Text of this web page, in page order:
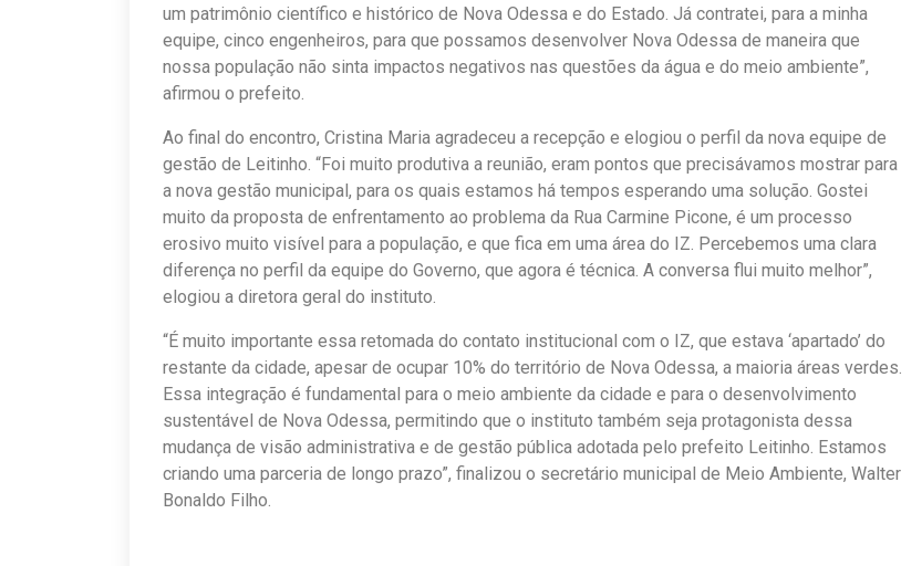
um patrimônio científico e histórico de Nova Odessa e do Estado. Já contratei, para a minha
equipe, cinco engenheiros, para que possamos desenvolver Nova Odessa de maneira que
nossa população não sinta impactos negativos nas questões da água e do meio ambiente”,
afirmou o prefeito.
Ao final do encontro, Cristina Maria agradeceu a recepção e elogiou o perfil da nova equipe de
gestão de Leitinho. “Foi muito produtiva a reunião, eram pontos que precisávamos mostrar para
a nova gestão municipal, para os quais estamos há tempos esperando uma solução. Gostei
muito da proposta de enfrentamento ao problema da Rua Carmine Picone, é um processo
erosivo muito visível para a população, e que fica em uma área do IZ. Percebemos uma clara
diferença no perfil da equipe do Governo, que agora é técnica. A conversa flui muito melhor”,
elogiou a diretora geral do instituto.
“É muito importante essa retomada do contato institucional com o IZ, que estava ‘apartado’ do
restante da cidade, apesar de ocupar 10% do território de Nova Odessa, a maioria áreas verdes.
Essa integração é fundamental para o meio ambiente da cidade e para o desenvolvimento
sustentável de Nova Odessa, permitindo que o instituto também seja protagonista dessa
mudança de visão administrativa e de gestão pública adotada pelo prefeito Leitinho. Estamos
criando uma parceria de longo prazo”, finalizou o secretário municipal de Meio Ambiente, Walter
Bonaldo Filho.